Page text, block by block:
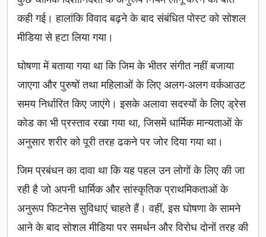
कही गई। हालांकि विवाद बढ़ने के बाद संबंधित पोस्ट को सोशल
मीडिया से हटा लिया गया।
घोषणा में बताया गया था कि जिम के भीतर संगीत नहीं बजाया
जाएगा और पुरुषों तथा महिलाओं के लिए अलग-अलग वर्कआउट
समय निर्धारित किए जाएंगे। इसके अलावा सदस्यों के लिए ड्रेस
कोड का भी प्रस्ताव रखा गया था, जिसमें धार्मिक मान्यताओं के
अनुसार शरीर को पूरी तरह ढकने पर जोर दिया गया था।
जिम प्रबंधन का दावा था कि यह पहल उन लोगों के लिए की जा
रही है जो अपनी धार्मिक और सांस्कृतिक प्राथमिकताओं के
अनुरूप फिटनेस सुविधाएं चाहते हैं। वहीं, इस घोषणा के सामने
आने के बाद सोशल मीडिया पर समर्थन और विरोध दोनों तरह की